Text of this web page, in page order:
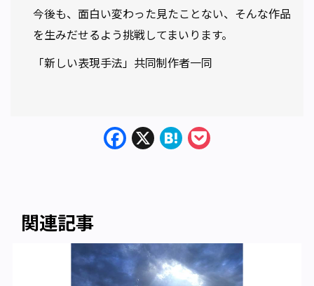
今後も、面白い変わった見たことない、そんな作品
を生みだせるよう挑戦してまいります。
「新しい表現手法」共同制作者一同
Facebook
X Hatena
関連記事